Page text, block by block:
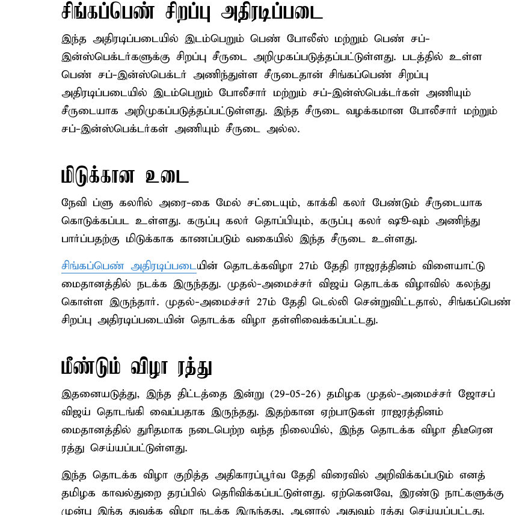
சிங்கப்பெண் சிறப்பு அதிரடிப்படை
இந்த அதிரடிப்படையில் இடம்பெறும் பெண் போலீஸ் மற்றும் பெண் சப்-
இன்ஸ்பெக்டர்களுக்கு சிறப்பு சீருடை அறிமுகப்படுத்தப்பட்டுள்ளது. படத்தில் உள்ள
பெண் சப்-இன்ஸ்பெக்டர் அணிந்துள்ள சீருடைதான் சிங்கப்பெண் சிறப்பு
அதிரடிப்படையில் இடம்பெறும் போலீசார் மற்றும் சப்-இன்ஸ்பெக்டர்கள் அணியும்
சீருடையாக அறிமுகப்படுத்தப்பட்டுள்ளது. இந்த சீருடை வழக்கமான போலீசார் மற்றும்
சப்-இன்ஸ்பெக்டர்கள் அணியும் சீருடை அல்ல.
மிடுக்கான உடை
நேவி ப்ளு கலரில் அரை-கை மேல் சட்டையும், காக்கி கலர் பேண்டும் சீருடையாக
கொடுக்கப்பட உள்ளது. கருப்பு கலர் தொப்பியும், கருப்பு கலர் ஷூ-வும் அணிந்து
பார்ப்பதற்கு மிடுக்காக காணப்படும் வகையில் இந்த சீருடை உள்ளது.
சிங்கப்பெண் அதிரடிப்படையின் தொடக்கவிழா 27ம் தேதி ராஜரத்தினம் விளையாட்டு
மைதானத்தில் நடக்க இருந்தது. முதல்-அமைச்சர் விஜய் தொடக்க விழாவில் கலந்து
கொள்ள இருந்தார். முதல்-அமைச்சர் 27ம் தேதி டெல்லி சென்றுவிட்டதால், சிங்கப்பெண்
சிறப்பு அதிரடிப்படையின் தொடக்க விழா தள்ளிவைக்கப்பட்டது.
மீண்டும் விழா ரத்து
இதனையடுத்து, இந்த திட்டத்தை இன்று (29-05-26) தமிழக முதல்-அமைச்சர் ஜோசப்
விஜய் தொடங்கி வைப்பதாக இருந்தது. இதற்கான ஏற்பாடுகள் ராஜரத்தினம்
மைதானத்தில் துரிதமாக நடைபெற்ற வந்த நிலையில், இந்த தொடக்க விழா திடீரென
ரத்து செய்யப்பட்டுள்ளது.
இந்த தொடக்க விழா குறித்த அதிகாரப்பூர்வ தேதி விரைவில் அறிவிக்கப்படும் எனத்
தமிழக காவல்துறை தரப்பில் தெரிவிக்கப்பட்டுள்ளது. ஏற்கெனவே, இரண்டு நாட்களுக்கு
முன்பு இந்த துவக்க விழா நடக்க இருந்தது, ஆனால் அதுவும் ரத்து செய்யப்பட்டது.